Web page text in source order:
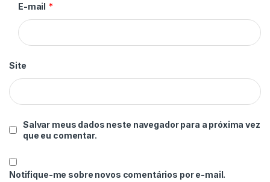
E-mail *
Site
Salvar meus dados neste navegador para a próxima vez
que eu comentar.
Notifique-me sobre novos comentários por e-mail.